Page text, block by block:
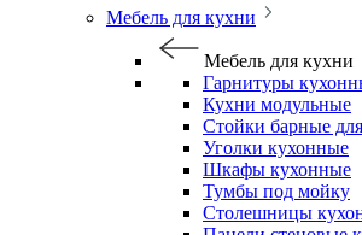
Мебель для кухни
Мебель для кухни
Гарнитуры
Кухни модульные
Стойки барные
Уголки кухонные
Шкафы кухонные
Тумбы под мойку
Столешницы